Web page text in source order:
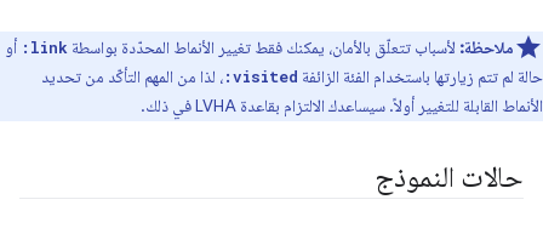
ملاحظة: لأسباب تتعلّق بالأمان، يمكنك فقط تغيير الأنماط المحدّدة بواسطة :link أو
حالة لم تتم زيارتها باستخدام الفئة الزائفة :visited، لذا من المهم التأكّد من تحديد
الأنماط القابلة للتغيير أولاً. سيساعدك الالتزام بقاعدة LVHA في ذلك.
حالات النموذج